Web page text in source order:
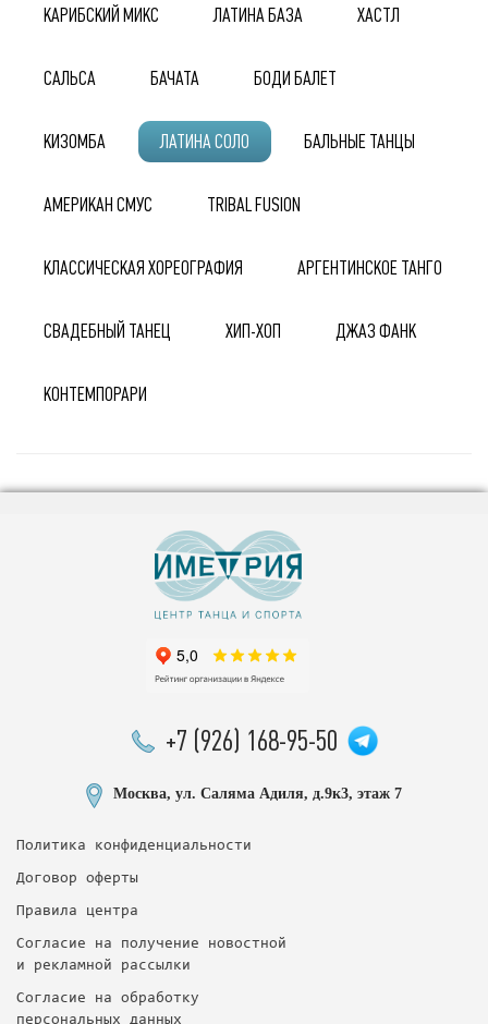
КАРИБСКИЙ МИКС ЛАТИНА БАЗА ХАСТЛ
САЛЬСА БАЧАТА БОДИ БАЛЕТ
КИЗОМБА ЛАТИНА СОЛО БАЛЬНЫЕ ТАНЦЫ
АМЕРИКАН СМУС TRIBAL FUSION
КЛАССИЧЕСКАЯ ХОРЕОГРАФИЯ АРГЕНТИНСКОЕ ТАНГО
СВАДЕБНЫЙ ТАНЕЦ ХИП-ХОП ДЖАЗ ФАНК
КОНТЕМПОРАРИ
+7 (926) 168-95-50
Москва, ул. Саляма Адиля, д.9к3, этаж 7
Политика конфиденциальности
Договор оферты
Правила центра
Согласие на получение новостной
и рекламной рассылки
Согласие на обработку
персональных данных